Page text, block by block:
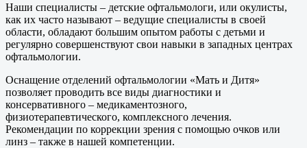
Наши специалисты – детские офтальмологи, или окулисты,
как их часто называют – ведущие специалисты в своей
области, обладают большим опытом работы с детьми и
регулярно совершенствуют свои навыки в западных центрах
офтальмологии.
Оснащение отделений офтальмологии «Мать и Дитя»
позволяет проводить все виды диагностики и
консервативного – медикаментозного,
физиотерапевтического, комплексного лечения.
Рекомендации по коррекции зрения с помощью очков или
линз – также в нашей компетенции.